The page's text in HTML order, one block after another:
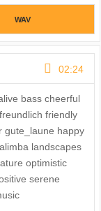
WAV
02:24
bass cheerful
friendly
gute_laune happy
landscapes
optimistic
serene